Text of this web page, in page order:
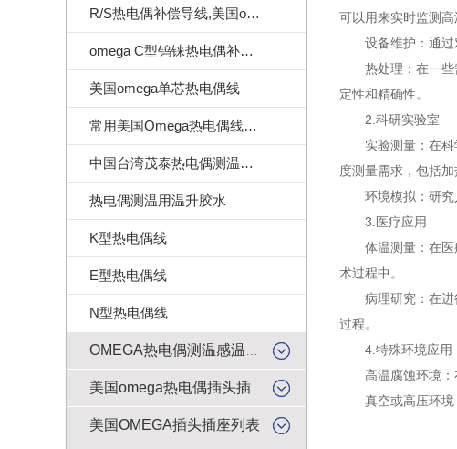
R/S热电偶补偿导线,美国omega热电偶补偿导线
omega C型钨铼热电偶补偿导线
美国omega单芯热电偶线
常用美国Omega热电偶线订做样式
中国台湾茂泰热电偶测温线|耐温260度
热电偶测温用温升胶水
K型热电偶线
E型热电偶线
N型热电偶线
美国OMEGA插头插座列表
可以用来实时监测高
设备维护：通过对
热处理：在一些需
定性和精确性。
2.科研实验室
实验测量：在科学
度测量需求，包括加
环境模拟：研究人
3.医疗应用
体温测量：在医疗
术过程中。
病理研究：在进行
过程。
4.特殊环境应用
高温腐蚀环境：在
真空或高压环境：